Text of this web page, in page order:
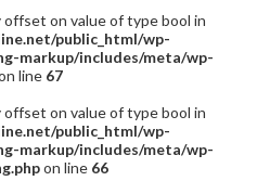
offset on value of type bool in
public_html/wp-
markup/includes/meta/wp-
line 67
offset on value of type bool in
public_html/wp-
markup/includes/meta/wp-
on line 66